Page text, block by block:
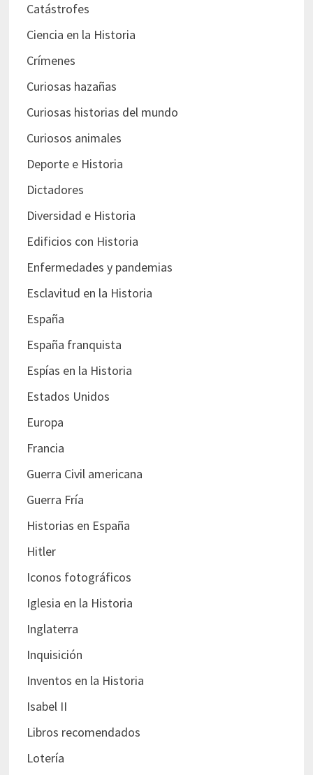
Catástrofes
Ciencia en la Historia
Crímenes
Curiosas hazañas
Curiosas historias del mundo
Curiosos animales
Deporte e Historia
Dictadores
Diversidad e Historia
Edificios con Historia
Enfermedades y pandemias
Esclavitud en la Historia
España
España franquista
Espías en la Historia
Estados Unidos
Europa
Francia
Guerra Civil americana
Guerra Fría
Historias en España
Hitler
Iconos fotográficos
Iglesia en la Historia
Inglaterra
Inquisición
Inventos en la Historia
Isabel II
Libros recomendados
Lotería